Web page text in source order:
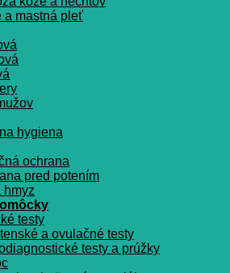
a mastná pleť
hygiena
ochrana
pred potením
hmyz
testy
a ovulačné testy
testy a prúžky